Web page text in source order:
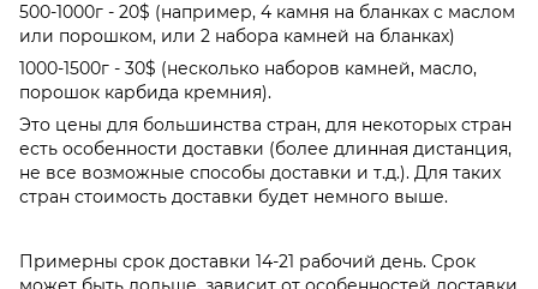
500-1000г - 20$ (например, 4 камня на бланках с маслом
или порошком, или 2 набора камней на бланках)
1000-1500г - 30$ (несколько наборов камней, масло,
порошок карбида кремния).
Это цены для большинства стран, для некоторых стран
есть особенности доставки (более длинная дистанция,
не все возможные способы доставки и т.д.). Для таких
стран стоимость доставки будет немного выше.
Примерны срок доставки 14-21 рабочий день. Срок